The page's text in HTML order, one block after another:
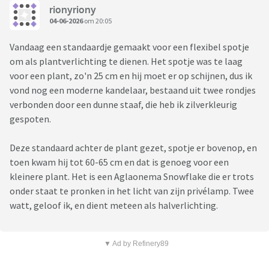
rionyriony
04-06-2026om 20:05
Vandaag een standaardje gemaakt voor een flexibel spotje
om als plantverlichting te dienen. Het spotje was te laag
voor een plant, zo'n 25 cm en hij moet er op schijnen, dus ik
vond nog een moderne kandelaar, bestaand uit twee rondjes
verbonden door een dunne staaf, die heb ik zilverkleurig
gespoten.
Deze standaard achter de plant gezet, spotje er bovenop, en
toen kwam hij tot 60-65 cm en dat is genoeg voor een
kleinere plant. Het is een Aglaonema Snowflake die er trots
onder staat te pronken in het licht van zijn privélamp. Twee
watt, geloof ik, en dient meteen als halverlichting.
▼ Ad by Refinery89